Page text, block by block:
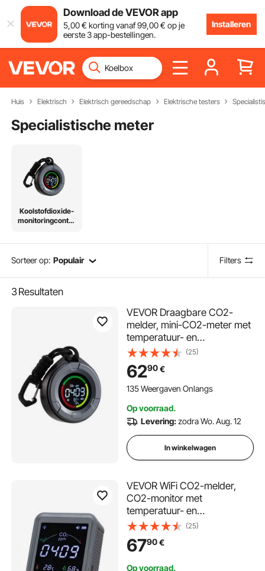
Download de VEVOR app
5,00€ korting vanaf99,00€ op je
eerste 3 app-bestellingen.
Installeren
Huis Elektrisch Elektrisch gereedschap Elektrische testers
Specialistische meter
Koolstofdioxide-
monitoringcontro
Sorteer op: Populair Filters
3Resultaten
VEVOR Draagbare CO2-
melder, mini-CO2-meter met
temperatuur- en
vochtigheidsweergave, 400-
5000 ppm,
luchtkwaliteitstester, NDIR-
sensor,
CO2-sensor voor thuis,
kantoor en auto
(25)
6290€
135 Weergaven Onlangs
Op voorraad.
Levering:zodra Wo. Aug. 12
In winkelwagen
VEVOR WiFi CO2-melder,
CO2-monitor met
temperatuur- en
vochtigheidsweergave,
NDIR-sensor,
koolstofdioxidemeter, CO2-
(25)
6790€
Op voorraad.